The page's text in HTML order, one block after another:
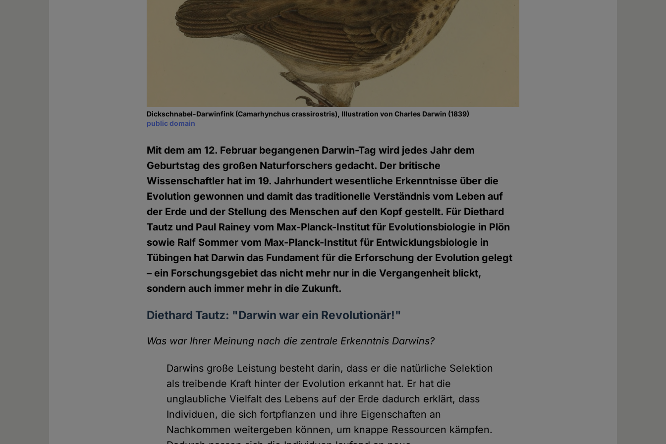
Dickschnabel-Darwinfink (Camarhynchus crassirostris), Illustration von Charles Darwin (1839)
public domain
Mit dem am 12. Februar begangenen Darwin-Tag wird jedes Jahr dem
Geburtstag des großen Naturforschers gedacht. Der britische
Wissenschaftler hat im 19. Jahrhundert wesentliche Erkenntnisse über die
Evolution gewonnen und damit das traditionelle Verständnis vom Leben auf
der Erde und der Stellung des Menschen auf den Kopf gestellt. Für Diethard
Tautz und Paul Rainey vom Max-Planck-Institut für Evolutionsbiologie in Plön
sowie Ralf Sommer vom Max-Planck-Institut für Entwicklungsbiologie in
Tübingen hat Darwin das Fundament für die Erforschung der Evolution gelegt
– ein Forschungsgebiet das nicht mehr nur in die Vergangenheit blickt,
sondern auch immer mehr in die Zukunft.
Diethard Tautz: "Darwin war ein Revolutionär!"
Was war Ihrer Meinung nach die zentrale Erkenntnis Darwins?
Darwins große Leistung besteht darin, dass er die natürliche Selektion
als treibende Kraft hinter der Evolution erkannt hat. Er hat die
unglaubliche Vielfalt des Lebens auf der Erde dadurch erklärt, dass
Individuen, die sich fortpflanzen und ihre Eigenschaften an
Nachkommen weitergeben können, um knappe Ressourcen kämpfen.